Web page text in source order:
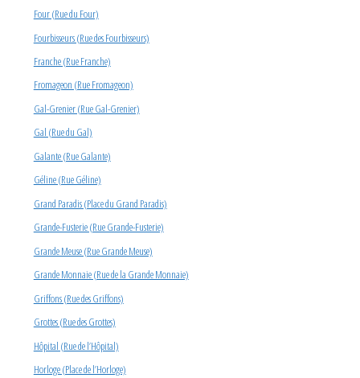
Four (Rue du Four)
Fourbisseurs (Rue des Fourbisseurs)
Franche (Rue Franche)
Fromageon (Rue Fromageon)
Gal-Grenier (Rue Gal-Grenier)
Gal (Rue du Gal)
Galante (Rue Galante)
Géline (Rue Géline)
Grand Paradis (Place du Grand Paradis)
Grande-Fusterie (Rue Grande-Fusterie)
Grande Meuse (Rue Grande Meuse)
Grande Monnaie (Rue de la Grande Monnaie)
Griffons (Rue des Griffons)
Grottes (Rue des Grottes)
Hôpital (Rue de l’Hôpital)
Horloge (Place de l’Horloge)